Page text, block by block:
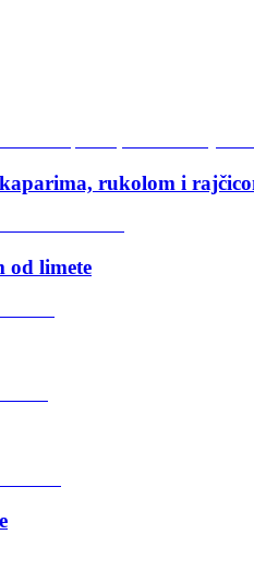
rukolom i
od limete